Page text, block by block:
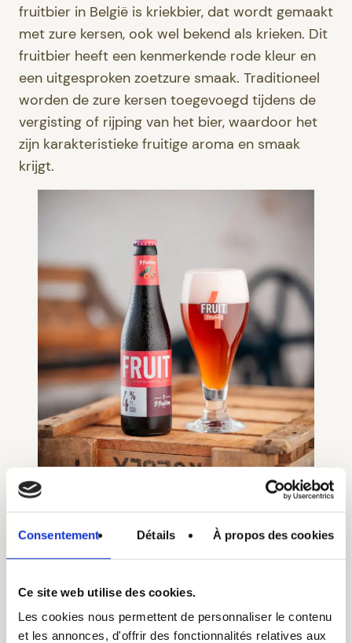
Consentement Détails À propos des cookies
Ce site web utilise des cookies.
Les cookies nous permettent de personnaliser le contenu
et les annonces, d'offrir des fonctionnalités relatives aux
fruitbier in België is kriekbier, dat wordt gemaakt
met zure kersen, ook wel bekend als krieken. Dit
fruitbier heeft een kenmerkende rode kleur en
een uitgesproken zoetzure smaak. Traditioneel
worden de zure kersen toegevoegd tijdens de
vergisting of rijping van het bier, waardoor het
zijn karakteristieke fruitige aroma en smaak
krijgt.
St-Feuillien Fruit
fruitbier. Met onze rijke brouwtraditie die
teruggaat tot 1873, hebben we ondertussen
fruitbier dat de zintuigen prikkelt en